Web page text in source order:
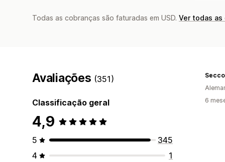
Todas as cobranças são faturadas em USD. Ver todas
Avaliações (351)
Classificação geral
4,9
5
345
4
1
6